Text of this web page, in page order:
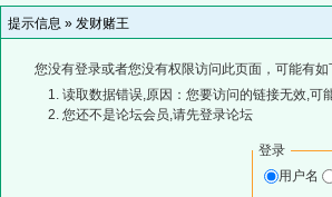
提示信息 » 发财赌王
您没有登录或者您没有权限访问此页面，可能有
读取数据错误,原因：您要访问的链接无效,可
您还不是论坛会员,请先登录论坛
登录
用户名